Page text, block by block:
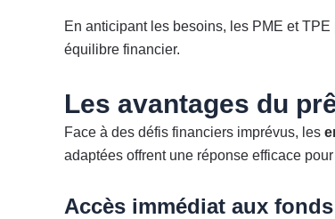
En anticipant les besoins, les PME et
équilibre financier.
Les avantages du
Face à des défis financiers imprévus, les
adaptées offrent une réponse efficace
Accès immédiat aux fonds